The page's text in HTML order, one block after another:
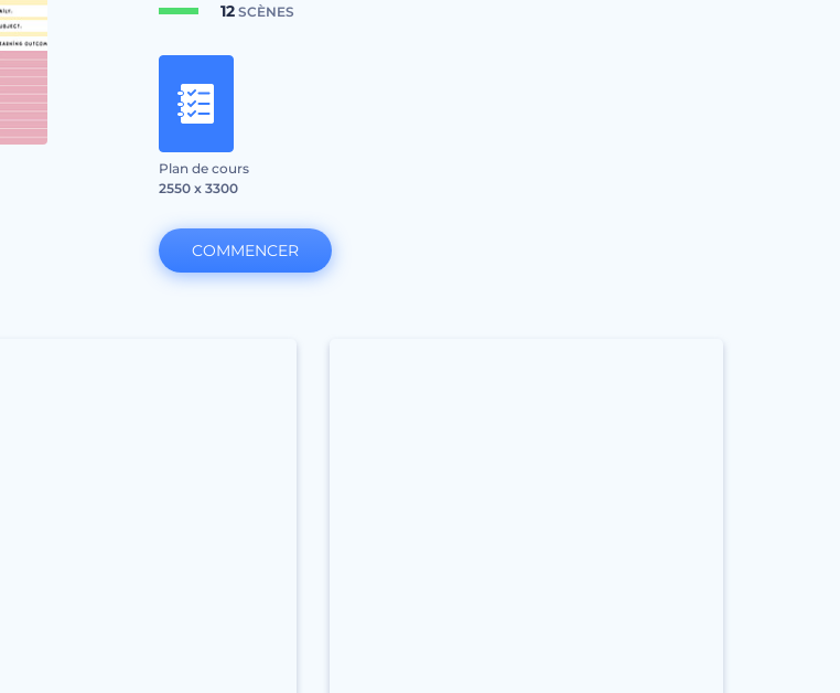
12SCÈNES
Plan de cours
2550 x 3300
COMMENCER